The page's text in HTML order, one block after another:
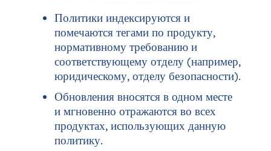
Политики индексируются и
помечаются тегами по продукту,
нормативному требованию и
соответствующему отделу (например,
юридическому, отделу безопасности).
Обновления вносятся в одном месте
и мгновенно отражаются во всех
продуктах, использующих данную
политику.